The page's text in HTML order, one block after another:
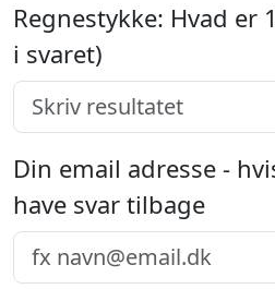
Regnestykke: Hvad er
i svaret)
Din email adresse -
have svar tilbage